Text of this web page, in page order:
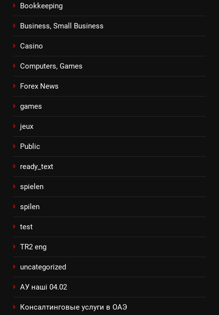
Bookkeeping
Business, Small Business
Casino
Computers, Games
Forex News
games
jeux
Public
ready_text
spielen
spilen
test
TR2 eng
uncategorized
АУ наші 04.02
Консалтинговые услуги в ОАЭ